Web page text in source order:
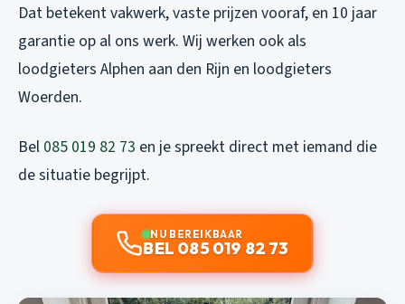
Dat betekent vakwerk, vaste prijzen vooraf, en 10 jaar
garantie op al ons werk. Wij werken ook als
loodgieters Alphen aan den Rijn en loodgieters
Woerden.
Bel 085 019 82 73 en je spreekt direct met iemand die
de situatie begrijpt.
NU BEREIKBAAR
BEL 085 019 82 73